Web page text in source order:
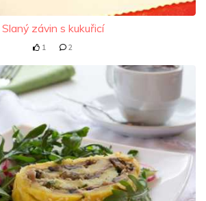
Slaný závin s kukuřicí
1 2